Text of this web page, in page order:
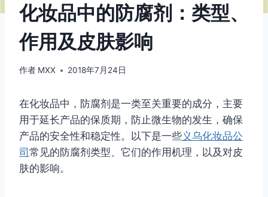
化妆品中的防腐剂：类型、
作用及皮肤影响
作者 MXX 2018年7月24日
在化妆品中，防腐剂是一类至关重要的成分，主要
用于延长产品的保质期，防止微生物的发生，确保
产品的安全性和稳定性。以下是一些义乌化妆品公
司 常见的防腐剂类型、它们的作用机理，以及对皮
肤的影响。